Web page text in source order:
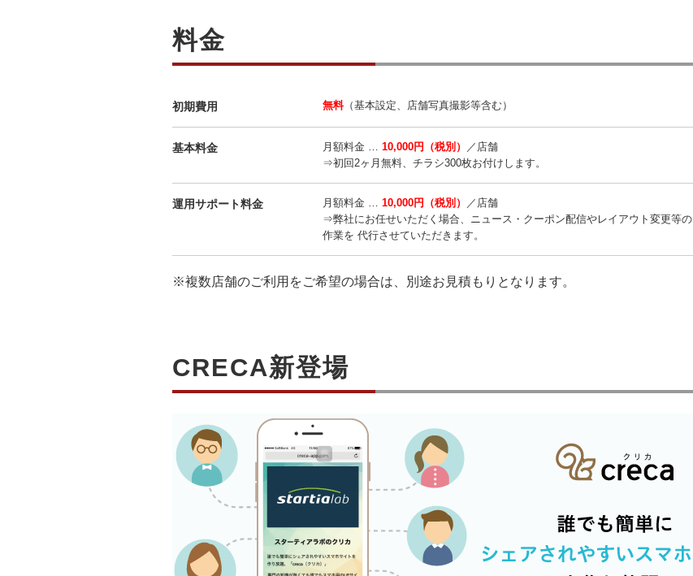
料金
初期費用 無料（基本設定、店舗写真撮影等含む）
基本料金 月額料金 … 10,000円（税別）
／店舗
⇒初回2ヶ月無料、チラシ300枚お付けします。
運用サポート料金 月額料金 … 10,000円（税別）
／店舗
⇒弊社にお任せいただく場合、ニュース・クーポン配信やレイアウト変更等の
作業を 代行させていただきます。
※複数店舗のご利用をご希望の場合は、別途お見積もりとなります。
CRECA新登場